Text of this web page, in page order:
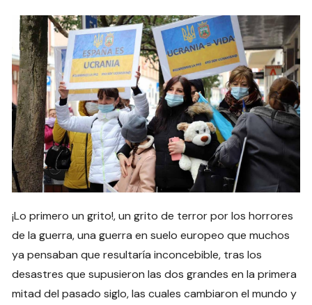
¡Lo primero un grito!, un grito de terror por los horrores
de la guerra, una guerra en suelo europeo que muchos
ya pensaban que resultaría inconcebible, tras los
desastres que supusieron las dos grandes en la primera
mitad del pasado siglo, las cuales cambiaron el mundo y